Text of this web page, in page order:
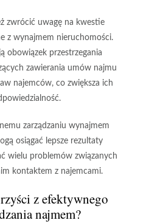
zwrócić uwagę na kwestie
z wynajmem nieruchomości.
obowiązek przestrzegania
zawierania umów najmu
najemców, co zwiększa ich
zarządzaniu wynajmem
osiągać lepsze rezultaty
wielu problemów związanych
kontaktem z najemcami.
z efektywnego
najmem?